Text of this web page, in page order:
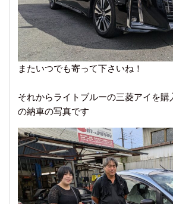
またいつでも寄って下さいね！
それからライトブルーの三菱アイを購
の納車の写真です